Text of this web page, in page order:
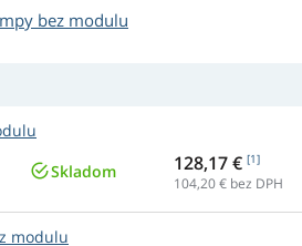
bez modulu
Skladom 128,17 € [1]
104,20€ bez DPH
modulu